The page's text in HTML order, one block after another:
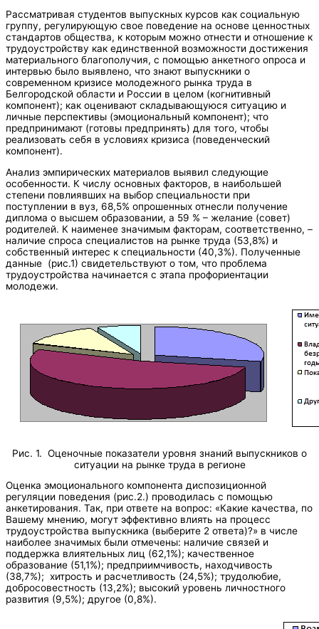
Рассматривая студентов выпускных курсов как социальную
группу, регулирующую свое поведение на основе ценностных
стандартов общества, к которым можно отнести и отношение к
трудоустройству как единственной возможности достижения
материального благополучия, с помощью анкетного опроса и
интервью было выявлено, что знают выпускники о
современном кризисе молодежного рынка труда в
Белгородской области и России в целом (когнитивный
компонент); как оценивают складывающуюся ситуацию и
личные перспективы (эмоциональный компонент); что
предпринимают (готовы предпринять) для того, чтобы
реализовать себя в условиях кризиса (поведенческий
компонент).
Анализ эмпирических материалов выявил следующие
особенности. К числу основных факторов, в наибольшей
степени повлиявших на выбор специальности при
поступлении в вуз, 68,5% опрошенных отнесли получение
диплома о высшем образовании, а 59 % – желание (совет)
родителей. К наименее значимым факторам, соответственно, –
наличие спроса специалистов на рынке труда (53,8%) и
собственный интерес к специальности (40,3%). Полученные
данные (рис.1) свидетельствуют о том, что проблема
трудоустройства начинается с этапа профориентации
молодежи.
Рис. 1. Оценочные показатели уровня знаний выпускников о
ситуации на рынке труда в регионе
Оценка эмоционального компонента диспозиционной
регуляции поведения (рис.2.) проводилась с помощью
анкетирования. Так, при ответе на вопрос: «Какие качества, по
Вашему мнению, могут эффективно влиять на процесс
трудоустройства выпускника (выберите 2 ответа)?» в числе
наиболее значимых были отмечены: наличие связей и
поддержка влиятельных лиц (62,1%); качественное
образование (51,1%); предприимчивость, находчивость
(38,7%); хитрость и расчетливость (24,5%); трудолюбие,
добросовестность (13,2%); высокий уровень личностного
развития (9,5%); другое (0,8%).